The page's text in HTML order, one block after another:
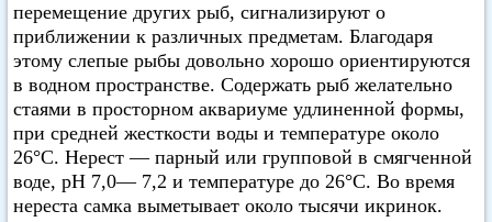
перемещение других рыб, сигнализируют о
приближении к различных предметам. Благодаря
этому слепые рыбы довольно хорошо ориентируются
в водном пространстве. Содержать рыб желательно
стаями в просторном аквариуме удлиненной формы,
при средней жесткости воды и температуре около
26°C. Нерест — парный или групповой в смягченной
воде, pH 7,0— 7,2 и температуре до 26°C. Во время
нереста самка выметывает около тысячи икринок.